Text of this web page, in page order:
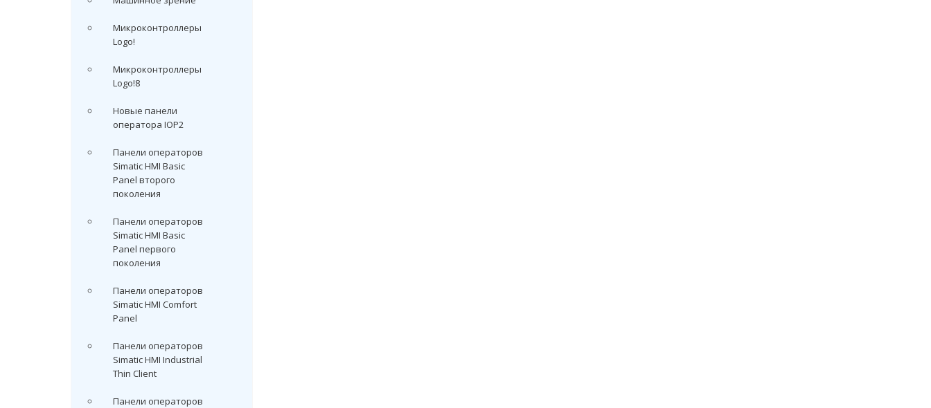
Микроконтроллеры
Logo!
Микроконтроллеры
Logo!8
Новые панели
оператора IOP2
Панели операторов
Simatic HMI Basic
Panel второго
поколения
Панели операторов
Simatic HMI Basic
Panel первого
поколения
Панели операторов
Simatic HMI Comfort
Panel
Панели операторов
Simatic HMI Industrial
Thin Client
Панели операторов